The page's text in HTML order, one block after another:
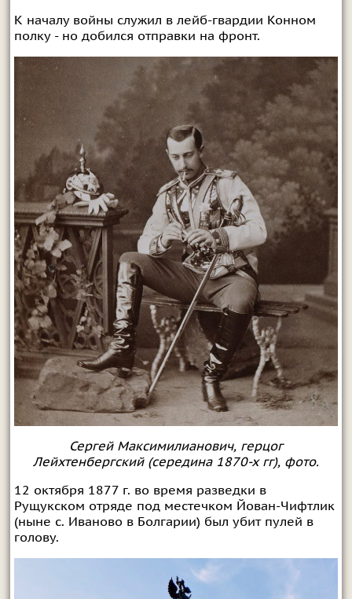
К началу войны служил в лейб-гвардии Конном
полку - но добился отправки на фронт.
Сергей Максимилианович, герцог
Лейхтенбергский (середина 1870-х гг), фото.
12 октября 1877 г. во время разведки в
Рущукском отряде под местечком Йован-Чифтлик
(ныне с. Иваново в Болгарии) был убит пулей в
голову.